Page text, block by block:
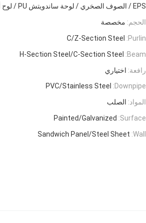
EPS / الصوف الصخري / لوحة ساندويتش PU / لوح ألوان فولاذي
الحجم: مخصصة
Purlin:
C/Z-Section Steel
Beam:
H-Section Steel/C-Section Steel
رافعة: اختياري
Downpipe:
PVC/Stainless Steel
المواد: الصلب
Surface:
Painted/Galvanized
Wall:
Sandwich Panel/Steel Sheet